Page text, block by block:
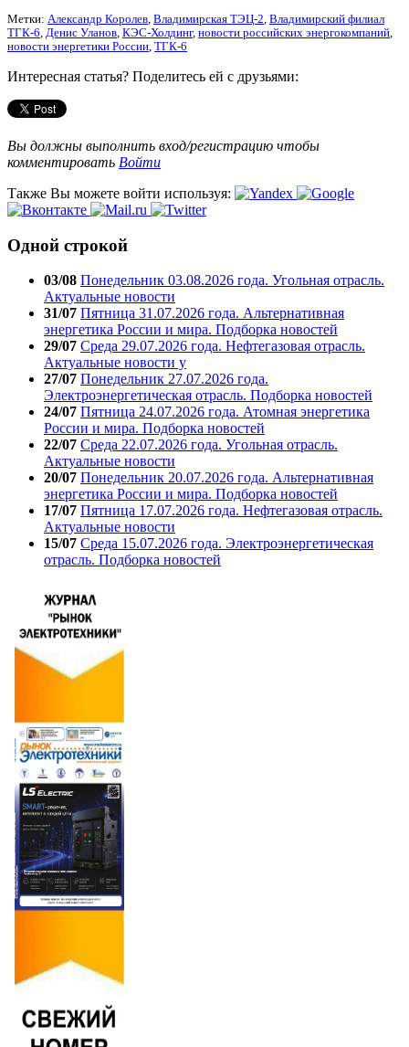
Метки: Александр Королев, Владимирская ТЭЦ-2, Владимирский филиал
ТГК-6, Денис Уланов, КЭС-Холдинг, новости российских энергокомпаний,
новости энергетики России, ТГК-6
Интересная статья? Поделитесь ей с друзьями:
Вы должны выполнить вход/регистрацию чтобы
комментировать Войти
Также Вы можете войти используя:
Одной строкой
03/08 Понедельник 03.08.2026 года. Угольная отрасль.
Актуальные новости
31/07 Пятница 31.07.2026 года. Альтернативная
энергетика России и мира. Подборка новостей
29/07 Среда 29.07.2026 года. Нефтегазовая отрасль.
Актуальные новости у
27/07 Понедельник 27.07.2026 года.
Электроэнергетическая отрасль. Подборка новостей
24/07 Пятница 24.07.2026 года. Атомная энергетика
России и мира. Подборка новостей
22/07 Среда 22.07.2026 года. Угольная отрасль.
Актуальные новости
20/07 Понедельник 20.07.2026 года. Альтернативная
энергетика России и мира. Подборка новостей
17/07 Пятница 17.07.2026 года. Нефтегазовая отрасль.
Актуальные новости
15/07 Среда 15.07.2026 года. Электроэнергетическая
отрасль. Подборка новостей